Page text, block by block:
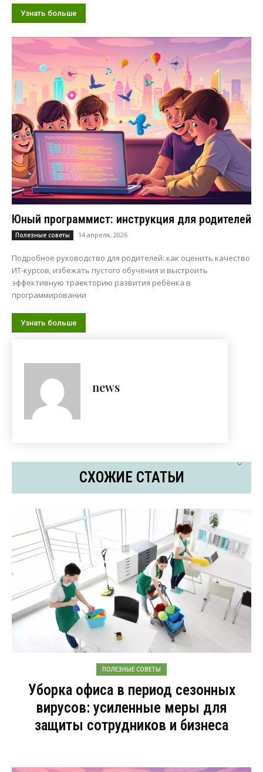
Узнать больше
Юный программист: инструкция для родителей
Полезные советы 14 апреля, 2026
Подробное руководство для родителей: как оценить качество
ИТ-курсов, избежать пустого обучения и выстроить
эффективную траекторию развития ребёнка в
программировании
Узнать больше
news
СХОЖИЕ СТАТЬИ
ПОЛЕЗНЫЕ СОВЕТЫ
Уборка офиса в период сезонных
вирусов: усиленные меры для
защиты сотрудников и бизнеса